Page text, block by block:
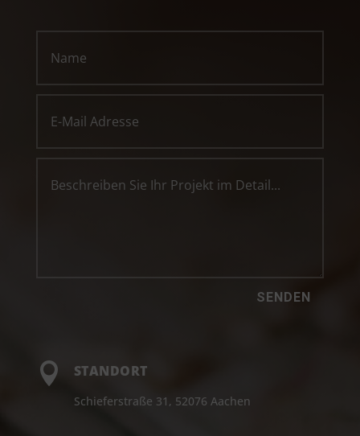
SENDEN
 STANDORT
Schieferstraße 31, 52076 Aachen